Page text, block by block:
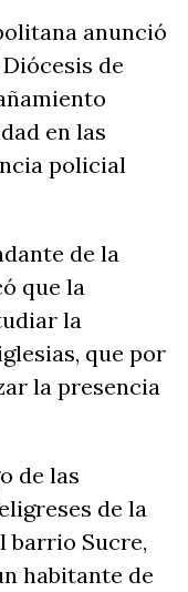
anunció
de
en las
policial
de la
que la
la
que por
la presencia
de las
de la
barrio Sucre,
habitante de